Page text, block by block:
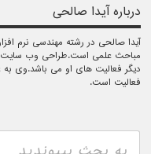
درباره آیدا صالحی
آیدا صالحی در رشته مهندسی نرم
مباحث علمی است.طراحی وب سایت ،
دیگر فعالیت های او می باشد.وی
فعالیت است.